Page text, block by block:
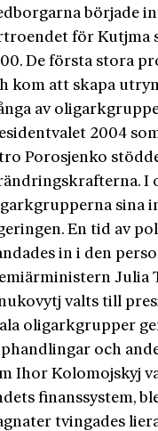
började
för Kutjma
De första stora
kom att skapa
av
2004
Porosjenko
I
sina
En tid av
in i den
Julia
valts till
oligarkgrupper
och
Ihor Kolomojskyj
finanssystem,
tvingades